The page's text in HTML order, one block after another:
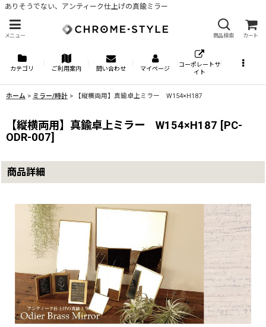
ありそうでない、アンティーク仕上げの真鍮ミラー
メニュー 商品検索 カート
カテゴリ ご利用案内 問い合わせ マイページ
コーポレートサ
イト
ホーム > ミラー/時計 > 【縦横両用】真鍮卓上ミラー W154×H187
【縦横両用】真鍮卓上ミラー W154×H187 [PC-
ODR-007]
商品詳細